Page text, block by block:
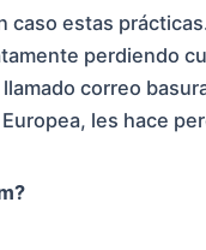
estas
perdiendo
correo
les hace